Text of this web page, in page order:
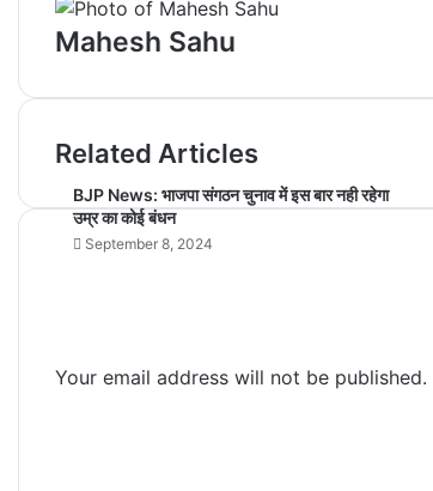
Mahesh Sahu
Related Articles
BJP News: भाजपा संगठन चुनाव में इस बार नही रहेगा
उम्र का कोई बंधन
September 8, 2024
Your email address will not be published.